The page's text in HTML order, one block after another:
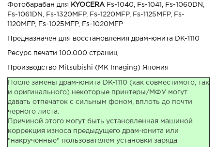
Фотобарабан для KYOCERA Fs-1040, Fs-1041, Fs-1060DN,
Fs-1061DN, Fs-1320MFP, Fs-1220MFP, Fs-1125MFP, Fs-
1120MFP, Fs-1025MFP, Fs-1020MFP
Предназначен для восстановления драм-юнита DK-1110
Ресурс печати 100.000 страниц
Производство Mitsubishi (MK Imaging) Япония
После замены драм-юнита DK-1110 (как совместимого, так
и оригинального) некоторые принтеры/МФУ могут
давать отпечаток с сильным фоном, вплоть до почти
черного листа.
Причиной этого могут быть установленная машиной
коррекция износа предыдущего драм-юнита или
"накрученные" пользователем установки заряда